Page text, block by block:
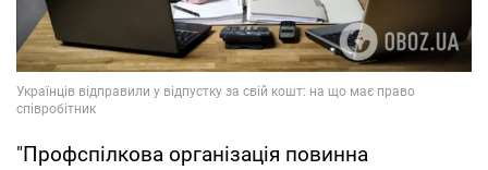
"Профспілкова організація повинна